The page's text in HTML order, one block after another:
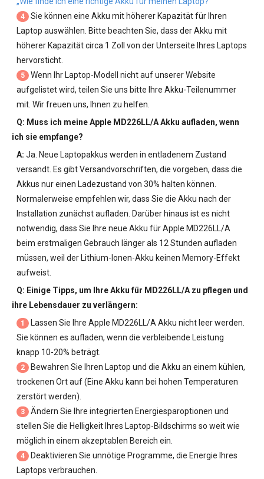
4
Sie können eine Akku mit höherer Kapazität für Ihren
Laptop auswählen. Bitte beachten Sie, dass der Akku mit
höherer Kapazität circa 1 Zoll von der Unterseite Ihres Laptops
hervorsticht.
5
Wenn Ihr Laptop-Modell nicht auf unserer Website
aufgelistet wird, teilen Sie uns bitte Ihre Akku-Teilenummer
mit. Wir freuen uns, Ihnen zu helfen.
Q: Muss ich meineApple MD226LL/A Akku aufladen, wenn
ich sie empfange?
A: Ja. Neue Laptopakkus werden in entladenem Zustand
versandt. Es gibt Versandvorschriften, die vorgeben, dass die
Akkus nur einen Ladezustand von 30% halten können.
Normalerweise empfehlen wir, dass Sie die Akku nach der
Installation zunächst aufladen. Darüber hinaus ist es nicht
notwendig, dass Sie Ihre neue Akku für Apple MD226LL/A
beim erstmaligen Gebrauch länger als 12 Stunden aufladen
müssen, weil der Lithium-Ionen-Akku keinen Memory-Effekt
aufweist.
Q: Einige Tipps, um IhreAkku für MD226LL/A zu pflegen und
ihre Lebensdauer zu verlängern:
1 Lassen Sie Ihre Apple MD226LL/A Akku nicht leer werden.
Sie können es aufladen, wenn die verbleibende Leistung
knapp 10-20% beträgt.
2
Bewahren Sie Ihren Laptop und die Akku an einem kühlen,
trockenen Ort auf (Eine Akku kann bei hohen Temperaturen
zerstört werden).
3
Ändern Sie Ihre integrierten Energiesparoptionen und
stellen Sie die Helligkeit Ihres Laptop-Bildschirms so weit wie
möglich in einem akzeptablen Bereich ein.
4
Deaktivieren Sie unnötige Programme, die Energie Ihres
Laptops verbrauchen.